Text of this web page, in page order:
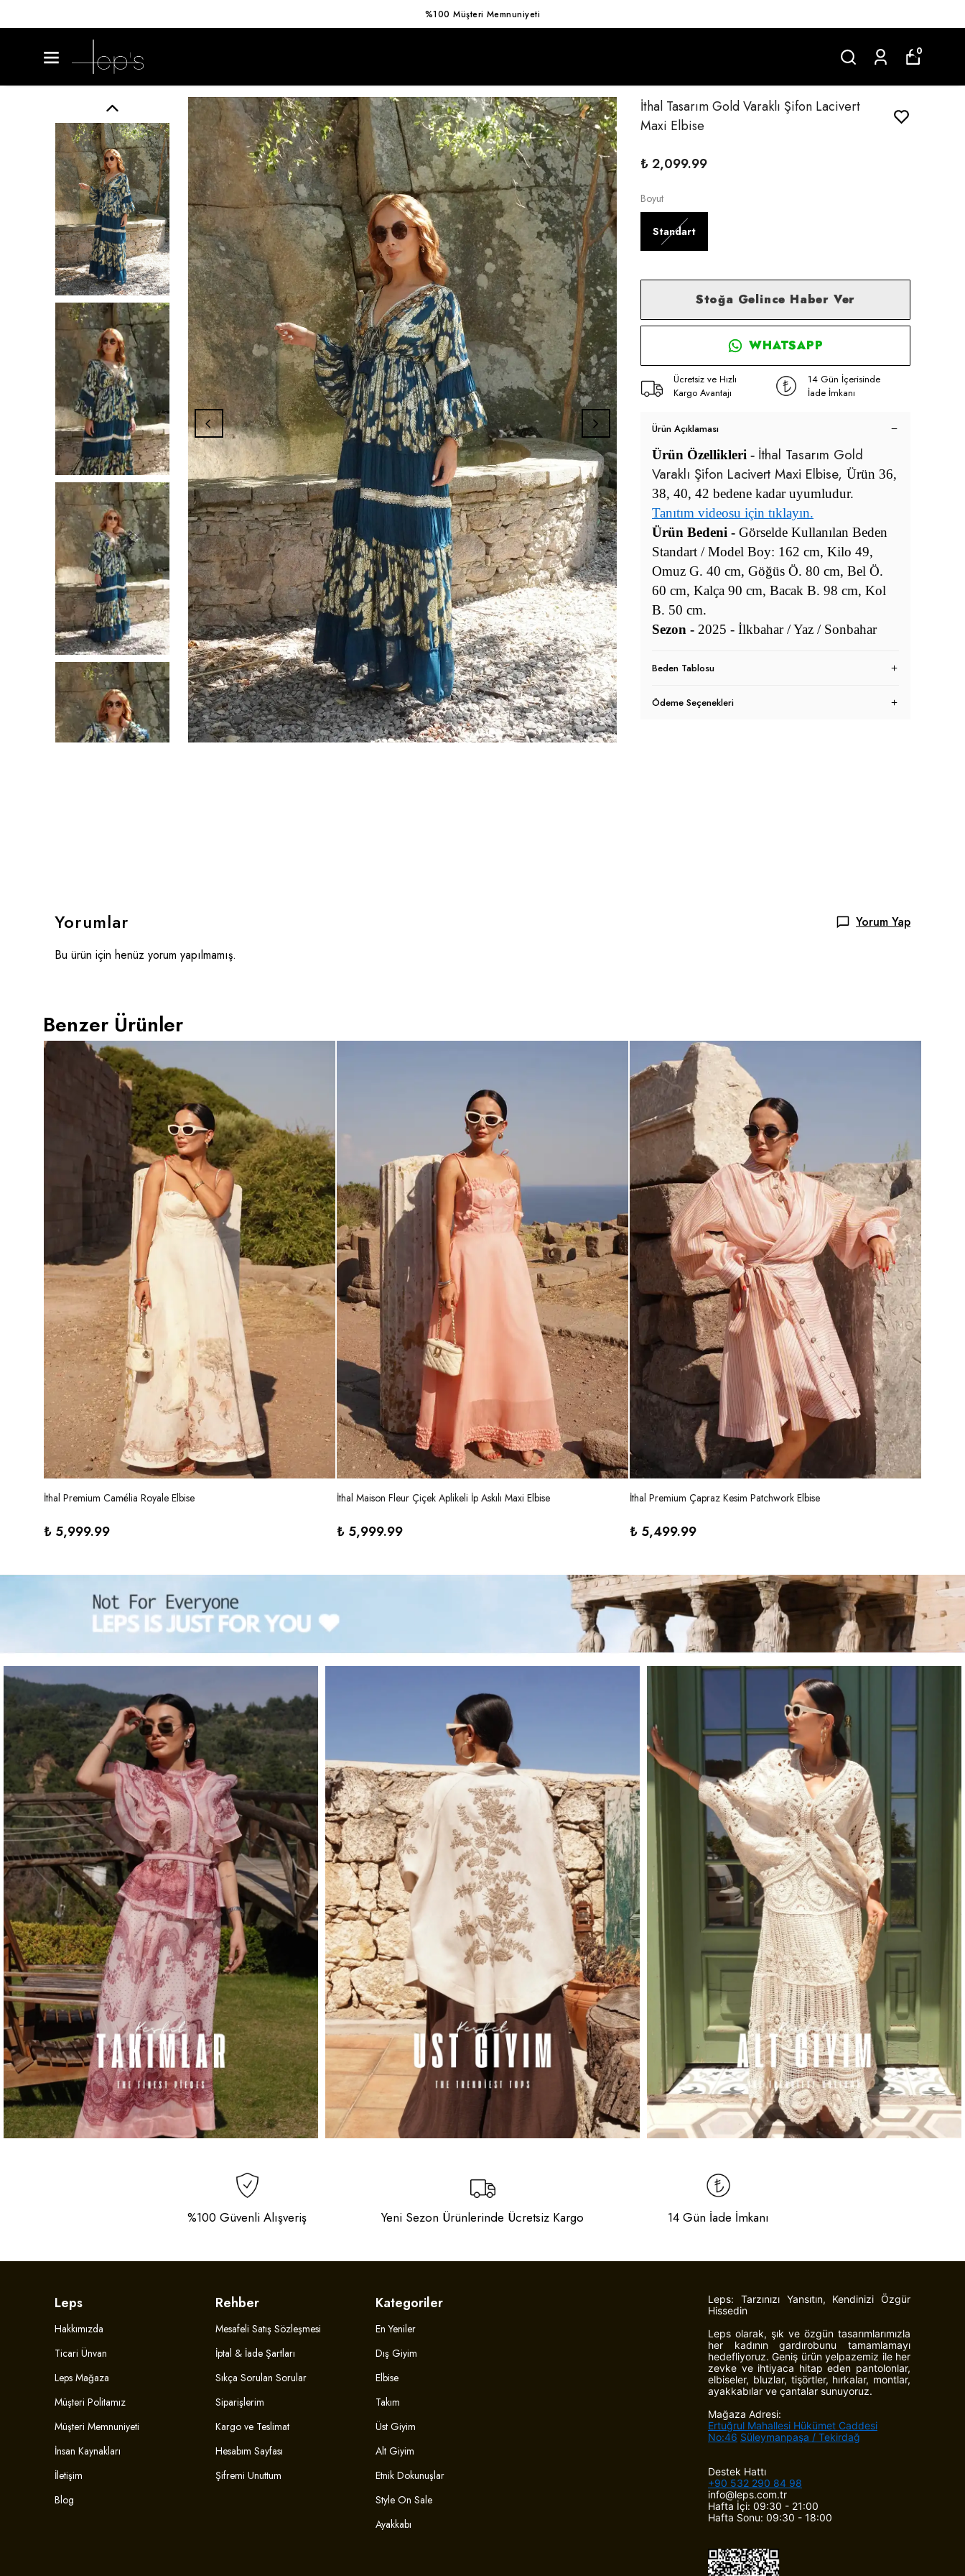
Hızlı Kargo Avantajı
0
İthal Tasarım Gold Varaklı Şifon Lacivert
Maxi Elbise
₺ 2,099.99
Boyut
Standart
Stoğa Gelince Haber Ver
WHATSAPP
Ücretsiz ve Hızlı
Kargo Avantajı
14 Gün İçerisinde
İade İmkanı
Ürün Açıklaması
Ürün Özellikleri - İthal Tasarım Gold
Varaklı Şifon Lacivert Maxi Elbise, Ürün 36,
38, 40, 42 bedene kadar uyumludur.
Tanıtım videosu için tıklayın.
Ürün Bedeni - Görselde Kullanılan Beden
Standart / Model Boy: 162 cm, Kilo 49,
Omuz G. 40 cm, Göğüs Ö. 80 cm, Bel Ö.
60 cm, Kalça 90 cm, Bacak B. 98 cm, Kol
B. 50 cm.
Sezon - 2025 - İlkbahar / Yaz / Sonbahar
Beden Tablosu
Ödeme Seçenekleri
Yorumlar
Yorum Yap
Bu ürün için henüz yorum yapılmamış.
Benzer Ürünler
İthal Premium Camélia Royale Elbise
₺ 5,999.99
İthal Maison Fleur Çiçek Aplikeli İp Askılı Maxi Elbise
₺ 5,999.99
İthal Premium Çapraz Kesim Patchwork Elbise
₺ 5,499.99
%100 Güvenli Alışveriş Yeni Sezon Ürünlerinde Ücretsiz Kargo 14 Gün İade İmkanı
Leps
Hakkımızda
Ticari Ünvan
Leps Mağaza
Müşteri Politamız
Müşteri Memnuniyeti
İnsan Kaynakları
İletişim
Blog
Rehber
Mesafeli Satış Sözleşmesi
İptal & İade Şartları
Sıkça Sorulan Sorular
Siparişlerim
Kargo ve Teslimat
Hesabım Sayfası
Şifremi Unuttum
Kategoriler
En Yeniler
Dış Giyim
Elbise
Takım
Üst Giyim
Alt Giyim
Etnik Dokunuşlar
Style On Sale
Ayakkabı
Leps: Tarzınızı Yansıtın, Kendinizi Özgür
Hissedin
Leps olarak, şık ve özgün tasarımlarımızla
her kadının gardırobunu tamamlamayı
hedefliyoruz. Geniş ürün yelpazemiz ile her
zevke ve ihtiyaca hitap eden pantolonlar,
elbiseler, bluzlar, tişörtler, hırkalar, montlar,
ayakkabılar ve çantalar sunuyoruz.
Mağaza Adresi:
Ertuğrul Mahallesi Hükümet Caddesi
No:46 Süleymanpaşa / Tekirdağ
Destek Hattı
+90 532 290 84 98
info@leps.com.tr
Hafta İçi: 09:30 - 21:00
Hafta Sonu: 09:30 - 18:00